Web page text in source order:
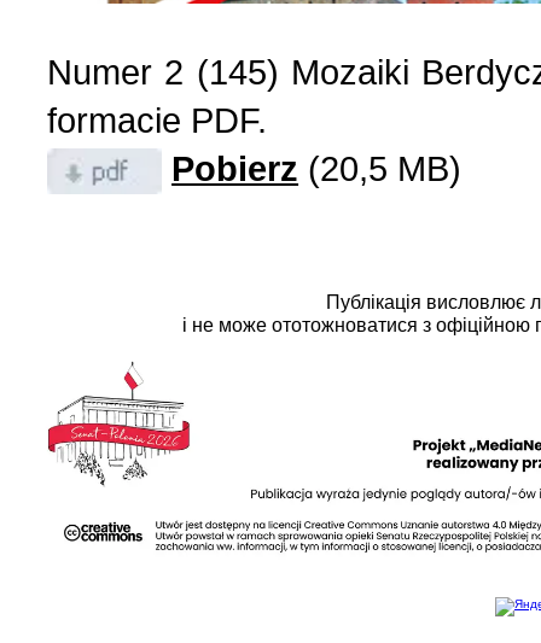
Numer 2 (145) Mozaiki
formacie PDF.
Pobierz (20,5 MB)
Публікація висловлює
і не може ототожноватися з офіційною